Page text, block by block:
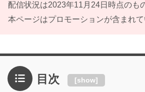
配信状況は2023年11月24日時点のも
本ページはプロモーションが含まれて
目次 [show]